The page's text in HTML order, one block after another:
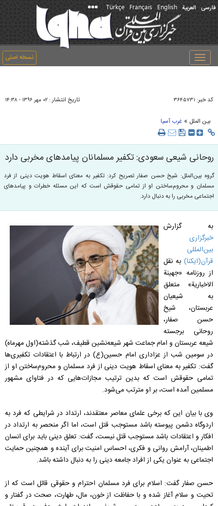
فارسی العربیة English
Français
Türkçe
نسخه اصلی
Toggle
navigation
کد خبر: ۳۶۴۵۷۳۱ تاریخ انتشار : ۰۲ مهر ۱۳۹۶ - ۱۴:۳۸
بین الملل » غرب آسیا
روحانی شیعی سعودی: تکفیر مسلمانان پیامدهای مخربی دارد
گروه بین‌الملل: شیخ حسن صفار تصریح کرد: تکفیر به معنای اسقاط هویت دینی از فرد
مسلمان و محروم‌ساختن او از تمامی حقوقش است که این مسئله خطرات و پیامدهای
اجتماعی مخربی را به دنبال دارد.
به گزارش
خبرگزاری
بین‌المللی
قرآن(ایکنا) به نقل
از روزنامه «جهینة
الاخباریة» متعلق
به شیعیان
عربستان، شیخ
حسن صفار،
روحانی برجسته
شیعه عربستان و امام جماعت شهر شیعه‌نشین قطیف، شب گذشته(اول مهرماه)
در سومین شب از عزاداری امام حسین(ع) در ارتباط با اعتقادات تکفیری‌ها
گفت: تکفیر به معنای اسقاط هویت دینی از فرد مسلمان و محروم‌ساختن او از
تمامی حقوقش است که بدین ترتیب مجازات‌هایی که در فتاوای مشهور
مسلمین آمده است، بر او مترتب می‌شود.
وی با بیان این که برخی علمای معاصر معتقدند، ارتداد در شرایطی که فرد به
اردوگاه دشمن پیوسته باشد مستوجب قتل است، اما اگر منحصر به ارتداد در
افکار و اعتقادات باشد مستوجب قتل نیست، گفت: تعلق دینی باید برای انسان
اطمینان، آرامش روانی و فکری، احساس امنیت برای آینده و همچنین حمایت
اجتماعی به عنوان یکی از افراد جامعه دینی را به دنبال داشته باشد.
حسن صفار گفت: اسلام برای فرد مسلمان احترام و حقوقی قائل است که از
تحیت و سلام آغاز شده و با حفاظت از خون، مال، طهارت، صحت در گفتار و